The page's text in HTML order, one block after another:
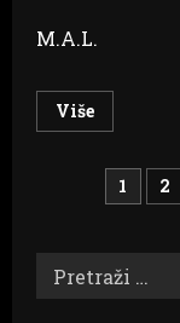
M.A.L.
VišeRead
more
propustite
odlične
popuste
1 2
Pretraži: